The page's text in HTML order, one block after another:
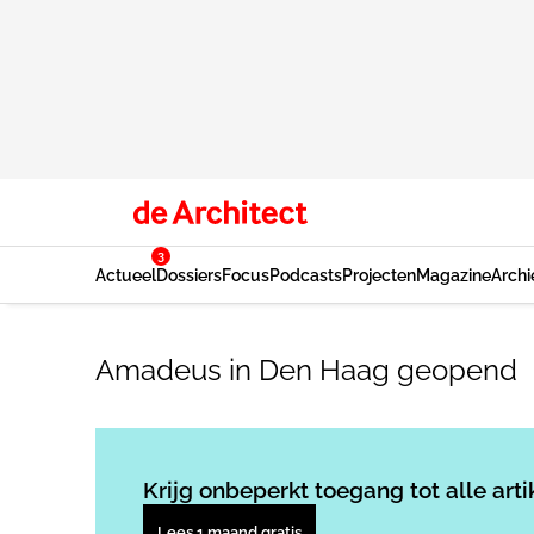
Actueel
3
DossiersFocusPodcastsProjectenMagazine
Amadeus in Den Haag geopend
Krijg onbeperkt toegang tot alle